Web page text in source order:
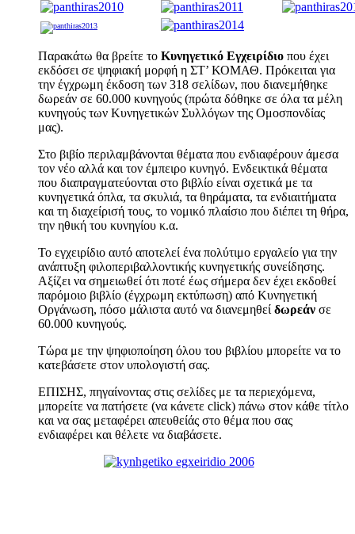
Παρακάτω θα βρείτε το Κυνηγετικό Εγχειρίδιο που έχει
εκδόσει σε ψηφιακή μορφή η ΣΤ’ ΚΟΜΑΘ. Πρόκειται για
την έγχρωμη έκδοση των 318 σελίδων, που διανεμήθηκε
δωρεάν σε 60.000 κυνηγούς (πρώτα δόθηκε σε όλα τα μέλη
κυνηγούς των Κυνηγετικών Συλλόγων της Ομοσπονδίας
μας).
Στο βιβίο περιλαμβάνονται θέματα που ενδιαφέρουν άμεσα
τον νέο αλλά και τον έμπειρο κυνηγό. Ενδεικτικά θέματα
που διαπραγματεύονται στο βιβλίο είναι σχετικά με τα
κυνηγετικά όπλα, τα σκυλιά, τα θηράματα, τα ενδιαιτήματα
και τη διαχείρισή τους, το νομικό πλαίσιο που διέπει τη θήρα,
την ηθική του κυνηγίου κ.α.
Το εγχειρίδιο αυτό αποτελεί ένα πολύτιμο εργαλείο για την
ανάπτυξη φιλοπεριβαλλοντικής κυνηγετικής συνείδησης.
Αξίζει να σημειωθεί ότι ποτέ έως σήμερα δεν έχει εκδοθεί
παρόμοιο βιβλίο (έγχρωμη εκτύπωση) από Κυνηγετική
Οργάνωση, πόσο μάλιστα αυτό να διανεμηθεί δωρεάν σε
60.000 κυνηγούς.
Τώρα με την ψηφιοποίηση όλου του βιβλίου μπορείτε να το
κατεβάσετε στον υπολογιστή σας.
ΕΠΙΣΗΣ, πηγαίνοντας στις σελίδες με τα περιεχόμενα,
μπορείτε να πατήσετε (να κάνετε click) πάνω στον κάθε τίτλο
και να σας μεταφέρει απευθείάς στο θέμα που σας
ενδιαφέρει και θέλετε να διαβάσετε.